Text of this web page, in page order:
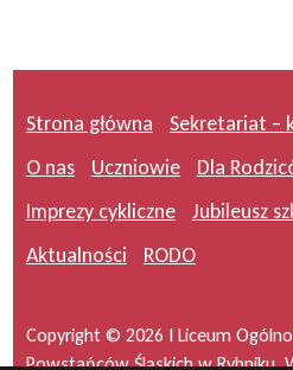
Strona główna Sekretariat –
O nas
Uczniowie
Dla
Imprezy cykliczne
Jubileusz
Aktualności
RODO
Copyright © 2026 I Liceum
Powstańców Śląskich w Rybniku.